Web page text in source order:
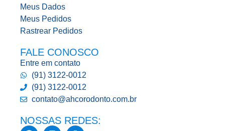
Meus Dados
Meus Pedidos
Rastrear Pedidos
FALE CONOSCO
Entre em contato
(91) 3122-0012
(91) 3122-0012
contato@ahcorodonto.com.br
NOSSAS REDES: